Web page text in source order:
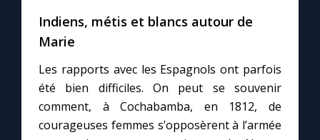
Indiens, métis et blancs autour de
Marie
Les rapports avec les Espagnols ont parfois
été bien difficiles. On peut se souvenir
comment, à Cochabamba, en 1812, de
courageuses femmes s’opposèrent à l’armée